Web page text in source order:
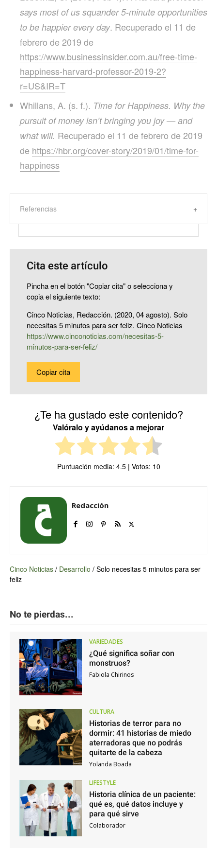
says most of us squander 5-minute opportunities
to be happier every day. Recuperado el 11 de
febrero de 2019 de
https://www.businessinsider.com.au/free-time-
happiness-harvard-professor-2019-2?
r=US&IR=T
Whillans, A. (s. f.). Time for Happiness. Why the
pursuit of money isn’t bringing you joy — and
what will. Recuperado el 11 de febrero de 2019
de https://hbr.org/cover-story/2019/01/time-for-
happiness
Referencias
Cita este artículo
Pincha en el botón "Copiar cita" o selecciona y
copia el siguiente texto:
Cinco Noticias, Redacción. (2020, 04 agosto). Solo
necesitas 5 minutos para ser feliz. Cinco Noticias
https://www.cinconoticias.com/necesitas-5-
minutos-para-ser-feliz/
Copiar cita
¿Te ha gustado este contenido?
Valóralo y ayúdanos a mejorar
Puntuación media: 4.5| Votos: 10
Redacción
Cinco Noticias / Desarrollo / Solo necesitas 5 minutos para ser
feliz
No te pierdas...
VARIEDADES
¿Qué significa soñar con
monstruos?
Fabiola Chirinos
CULTURA
Historias de terror para no
dormir: 41 historias de miedo
aterradoras que no podrás
quitarte de la cabeza
Yolanda Boada
LIFESTYLE
Historia clínica de un paciente:
qué es, qué datos incluye y
para qué sirve
Colaborador